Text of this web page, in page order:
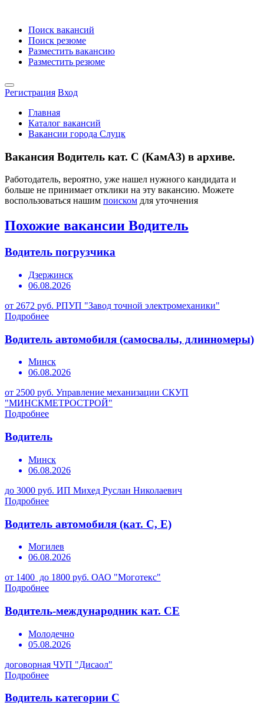
Поиск вакансий
Поиск резюме
Разместить вакансию
Разместить резюме
Регистрация Вход
Главная
Каталог вакансий
Вакансии города Слуцк
Вакансия Водитель кат. С (КамАЗ) в архиве.
Работодатель, вероятно, уже нашел нужного кандидата и
больше не принимает отклики на эту вакансию. Можете
воспользоваться нашим поиском для уточнения
Похожие вакансии Водитель
Водитель погрузчика
Дзержинск
06.08.2026
от 2672 руб. РПУП "Завод точной электромеханики"
Подробнее
Водитель автомобиля (самосвалы, длинномеры)
Минск
06.08.2026
от 2500 руб. Управление механизации СКУП
"МИНСКМЕТРОСТРОЙ"
Подробнее
Водитель
Минск
06.08.2026
до 3000 руб. ИП Михед Руслан Николаевич
Подробнее
Водитель автомобиля (кат. С, Е)
Могилев
06.08.2026
от 1400 до 1800 руб. ОАО "Моготекс"
Подробнее
Водитель-международник кат. СЕ
Молодечно
05.08.2026
договорная ЧУП "Дисаол"
Подробнее
Водитель категории С